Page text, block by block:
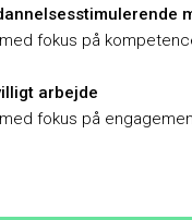
på
arbejde
på engagement og